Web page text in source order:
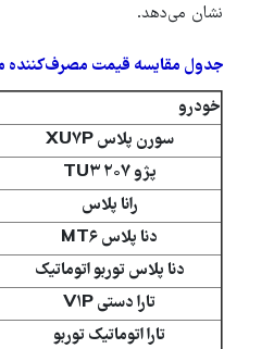
نشان می‌دهد.
جدول مقایسه قیمت مصرف‌کننده
خودرو
سورن پلاس XU۷P
پژو ۲۰۷ TU۳
رانا پلاس
دنا پلاس MT۶
دنا پلاس توربو اتوماتیک
تارا دستی V۱P
تارا اتوماتیک توربو